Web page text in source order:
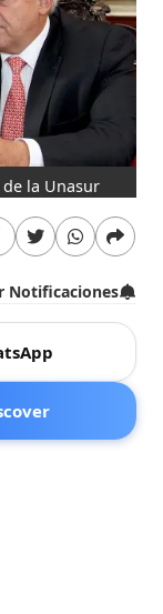
la Unasur
Notificaciones